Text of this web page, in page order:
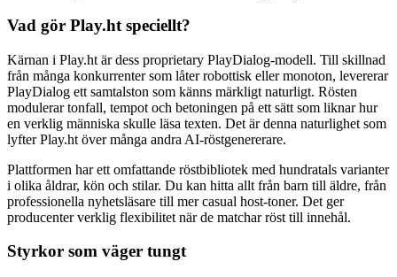
Vad gör Play.ht speciellt?
Kärnan i Play.ht är dess proprietary PlayDialog-modell. Till skillnad
från många konkurrenter som låter robottisk eller monoton, levererar
PlayDialog ett samtalston som känns märkligt naturligt. Rösten
modulerar tonfall, tempot och betoningen på ett sätt som liknar hur
en verklig människa skulle läsa texten. Det är denna naturlighet som
lyfter Play.ht över många andra AI-röstgenererare.
Plattformen har ett omfattande röstbibliotek med hundratals varianter
i olika åldrar, kön och stilar. Du kan hitta allt från barn till äldre, från
professionella nyhetsläsare till mer casual host-toner. Det ger
producenter verklig flexibilitet när de matchar röst till innehål.
Styrkor som väger tungt